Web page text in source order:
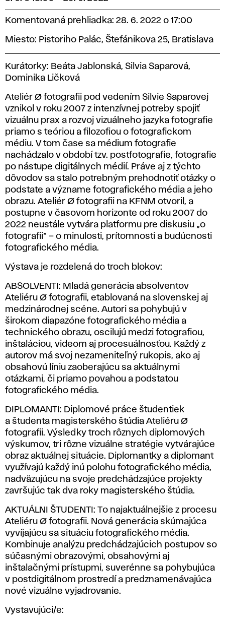
Komentovaná prehliadka: 28. 6. 2022 o 17:00
Miesto: Pistoriho Palác, Štefánikova 25, Bratislava
Kurátorky: Beáta Jablonská, Silvia Saparová,
Dominika Ličková
Ateliér Ø fotografii pod vedením Silvie Saparovej
vznikol v roku 2007 z intenzívnej potreby spojiť
vizuálnu prax a rozvoj vizuálneho jazyka fotografie
priamo s teóriou a filozofiou o fotografickom
médiu. V tom čase sa médium fotografie
nachádzalo v období tzv. postfotografie, fotografie
po nástupe digitálnych médií. Práve aj z týchto
dôvodov sa stalo potrebným prehodnotiť otázky o
podstate a význame fotografického média a jeho
obrazu. Ateliér Ø fotografii na KFNM otvoril, a
postupne v časovom horizonte od roku 2007 do
2022 neustále vytvára platformu pre diskusiu „o
fotografii“ – o minulosti, prítomnosti a budúcnosti
fotografického média.
Výstava je rozdelená do troch blokov:
ABSOLVENTI: Mladá generácia absolventov
Ateliéru Ø fotografii, etablovaná na slovenskej aj
medzinárodnej scéne. Autori sa pohybujú v
širokom diapazóne fotografického média a
technického obrazu, oscilujú medzi fotografiou,
inštaláciou, videom aj procesuálnosťou. Každý z
autorov má svoj nezameniteľný rukopis, ako aj
obsahovú líniu zaoberajúcu sa aktuálnymi
otázkami, či priamo povahou a podstatou
fotografického média.
DIPLOMANTI: Diplomové práce študentiek
a študenta magisterského štúdia Ateliéru Ø
fotografii. Výsledky troch rôznych diplomových
výskumov, tri rôzne vizuálne stratégie vytvárajúce
obraz aktuálnej situácie. Diplomantky a diplomant
využívajú každý inú polohu fotografického média,
nadväzujúcu na svoje predchádzajúce projekty
završujúc tak dva roky magisterského štúdia.
AKTUÁLNI ŠTUDENTI: To najaktuálnejšie z procesu
Ateliéru Ø fotografii. Nová generácia skúmajúca
vyvíjajúcu sa situáciu fotografického média.
Kombinuje analýzu predchádzajúcich postupov so
súčasnými obrazovými, obsahovými aj
inštalačnými prístupmi, suverénne sa pohybujúca
v postdigitálnom prostredí a predznamenávajúca
nové vizuálne vyjadrovanie.
Vystavujúci/e: